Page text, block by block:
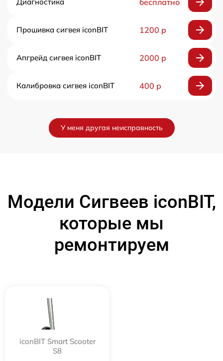
Прошивка сигвея iconBIT 1200 р
Апгрейд сигвея iconBIT 2000 р
Калибровка сигвея iconBIT 400 р
У меня другая неисправность
Модели Сигвеев iconBIT,
которые мы
ремонтируем
iconBIT Smart Scooter
S8